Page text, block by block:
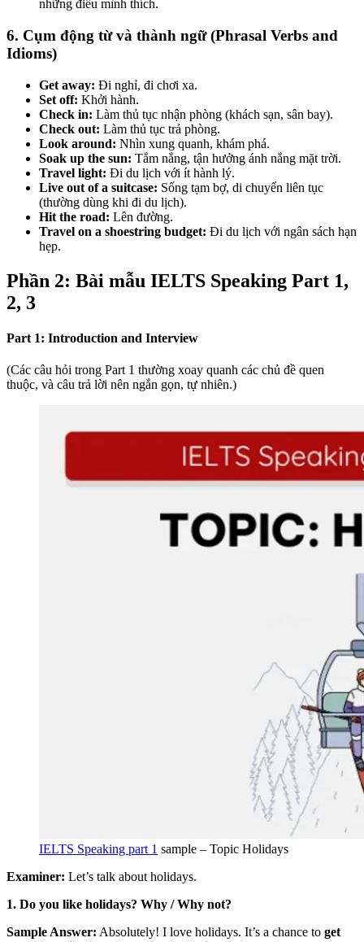
những điều mình thích.
6. Cụm động từ và thành ngữ (Phrasal Verbs and
Idioms)
Get away: Đi nghỉ, đi chơi xa.
Set off: Khởi hành.
Check in: Làm thủ tục nhận phòng (khách sạn, sân bay).
Check out: Làm thủ tục trả phòng.
Look around: Nhìn xung quanh, khám phá.
Soak up the sun: Tắm nắng, tận hưởng ánh nắng mặt trời.
Travel light: Đi du lịch với ít hành lý.
Live out of a suitcase: Sống tạm bợ, di chuyển liên tục
(thường dùng khi đi du lịch).
Hit the road: Lên đường.
Travel on a shoestring budget: Đi du lịch với ngân sách hạn
hẹp.
Phần 2: Bài mẫu IELTS Speaking Part 1,
2, 3
Part 1: Introduction and Interview
(Các câu hỏi trong Part 1 thường xoay quanh các chủ đề quen
thuộc, và câu trả lời nên ngắn gọn, tự nhiên.)
IELTS Speaking part 1 sample – Topic Holidays
Examiner: Let’s talk about holidays.
1. Do you like holidays? Why / Why not?
Sample Answer: Absolutely! I love holidays. It’s a chance to get